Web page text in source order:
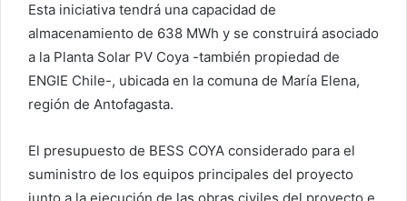
Esta iniciativa tendrá una capacidad de
almacenamiento de 638 MWh y se construirá asociado
a la Planta Solar PV Coya -también propiedad de
ENGIE Chile-, ubicada en la comuna de María Elena,
región de Antofagasta.
El presupuesto de BESS COYA considerado para el
suministro de los equipos principales del proyecto